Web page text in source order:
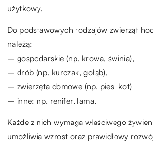
użytkowy.
Do podstawowych rodzajów zwierząt
należą:
– gospodarskie (np. krowa, świnia),
– drób (np. kurczak, gołąb),
– zwierzęta domowe (np. pies, kot)
– inne: np. renifer, lama.
Każde z nich wymaga właściwego
umożliwia wzrost oraz prawidłowy